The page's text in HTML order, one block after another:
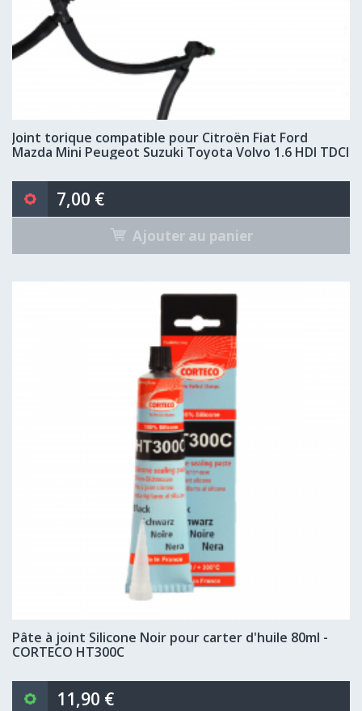
Joint torique compatible pour Citroën Fiat Ford
Mazda Mini Peugeot Suzuki Toyota Volvo 1.6 HDI TDCI
7,00 €
Ajouter au panier
Pâte à joint Silicone Noir pour carter d'huile 80ml -
CORTECO HT300C
11,90 €